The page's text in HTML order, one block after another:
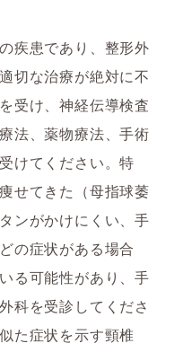
疾患であり、整形外
切な治療が絶対に不
受け、神経伝導検査
法、薬物療法、手術
けてください。特
せてきた（母指球萎
ンがかけにくい、手
の症状がある場合
る可能性があり、手
科を受診してくださ
た症状を示す頸椎